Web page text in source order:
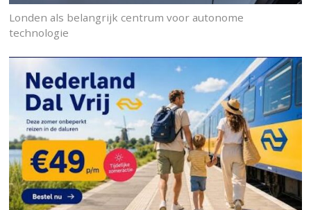
Londen als belangrijk centrum voor autonome
technologie